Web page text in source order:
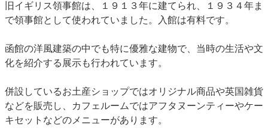
旧イギリス領事館は、１９１３年に建てられ、１９３４年ま
で領事館として使われていました。入館は有料です。
函館の洋風建築の中でも特に優雅な建物で、当時の生活や文
化を紹介する展示も行われています。
併設しているお土産ショップではオリジナル商品や英国雑貨
などを販売し、カフェルームではアフタヌーンティーやケー
キセットなどのメニューがあります。